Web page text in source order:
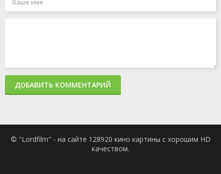
ДОБАВИТЬ КОММЕНТАРИЙ
© "Lordfilm" - на сайте 128920 кино картины с хорошим HD
качеством.